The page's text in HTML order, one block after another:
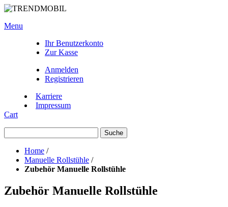
Menu
Ihr Benutzerkonto
Zur Kasse
Anmelden
Registrieren
Karriere
Impressum
Cart
Suche
Home /
Manuelle Rollstühle /
Zubehör Manuelle Rollstühle
Zubehör Manuelle Rollstühle